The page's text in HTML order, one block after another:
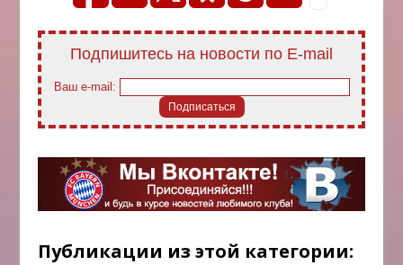
Подпишитесь на новости по E-mail
Ваш e-mail:
Публикации из этой категории: